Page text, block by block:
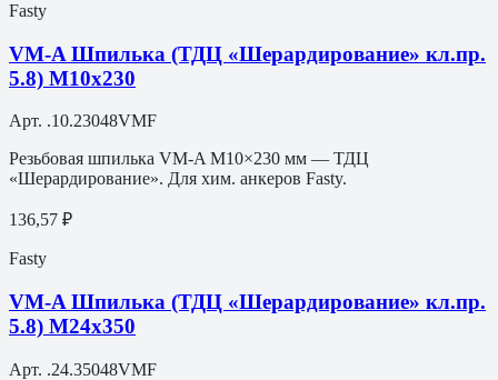
Fasty
VM-A Шпилька (ТДЦ «Шерардирование» кл.пр.
5.8) M10х230
Арт. .10.23048VMF
Резьбовая шпилька VM-A M10×230 мм — ТДЦ
«Шерардирование». Для хим. анкеров Fasty.
136,57 ₽
Fasty
VM-A Шпилька (ТДЦ «Шерардирование» кл.пр.
5.8) M24х350
Арт. .24.35048VMF